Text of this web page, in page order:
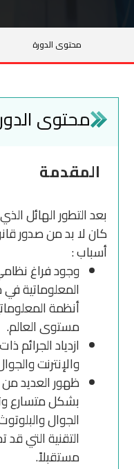
محتوى الدورة
محتوى
المقدمة
بعد التطور الهائل
كان لا بد من صدور
أسباب :
وجود فراغ
المعلوماتية
أنظمة
مستوى العالم.
ازدياد الجرائم
والإنترنت
ظهور العديد من
بشكل متسارع
الجوال
التقنية التي
مستقبلاً.